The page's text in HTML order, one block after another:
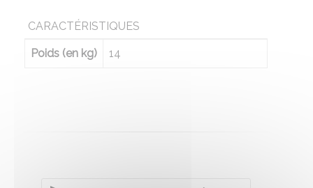
CARACTÉRISTIQUES
Poids (en kg) 14